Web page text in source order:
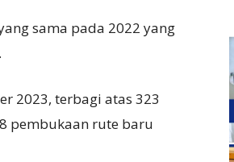
sama pada 2022 yang
2023, terbagi atas 323
pembukaan rute baru